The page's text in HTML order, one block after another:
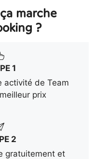
marche
?
1
activité de Team
prix
2
gratuitement et